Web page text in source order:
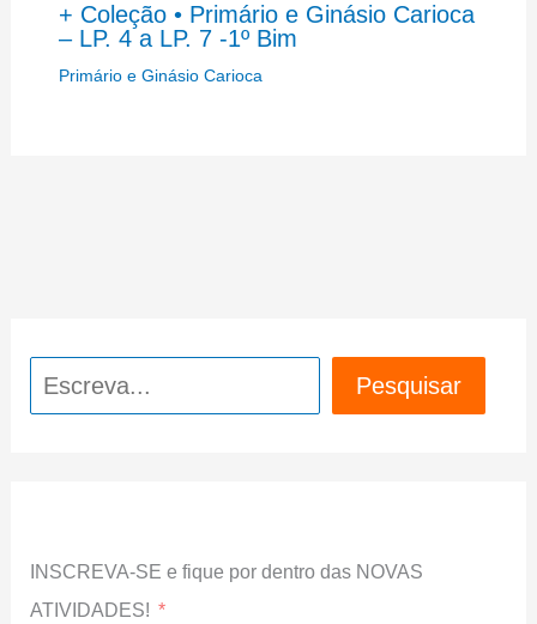
+ Coleção • Primário e Ginásio Carioca
– LP. 4 a LP. 7 -1º Bim
Primário e Ginásio Carioca
Pesquisar Pesquisar
INSCREVA-SE e fique por dentro das NOVAS
ATIVIDADES!